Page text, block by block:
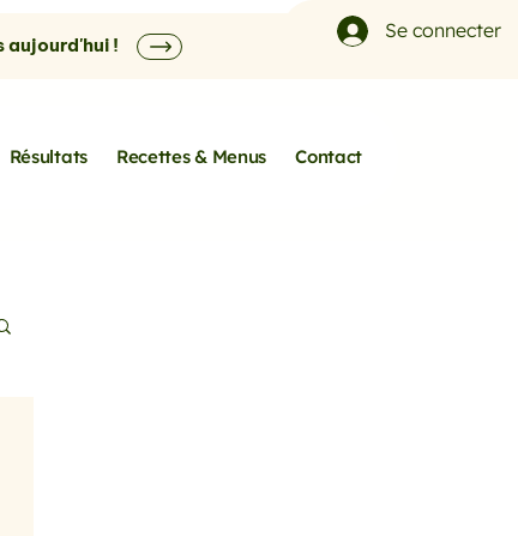
Se connecter
aujourd'hui !
Résultats Recettes & Menus Contact